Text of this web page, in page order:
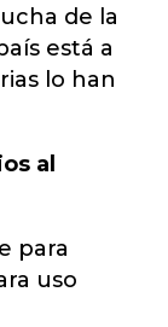
de la
está a
lo han
al
para
uso